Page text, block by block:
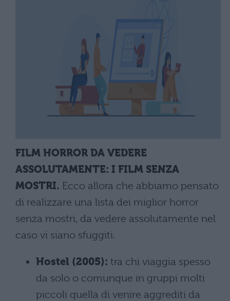
FILM HORROR DA VEDERE
ASSOLUTAMENTE: I FILM SENZA
MOSTRI. Ecco allora che abbiamo pensato
di realizzare una lista dei miglior horror
senza mostri, da vedere assolutamente nel
caso vi siano sfuggiti.
Hostel (2005): tra chi viaggia spesso
da solo o comunque in gruppi molti
piccoli quella di venire aggrediti da